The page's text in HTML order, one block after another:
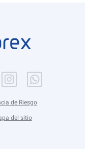
de Riesgo
del sitio